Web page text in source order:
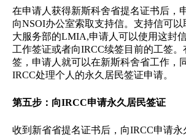
在申请人获得新斯科舍省提名证书后，
向NSOI办公室索取支持信。支持信可以
大服务部的LMIA,申请人可以使用这封
工作签证或者向IRCC续签目前的工签。
签，申请人就可以在新斯科舍省工作，
IRCC处理个人的永久居民签证申请。
第五步：向IRCC申请永久居民签证
收到新省省提名证书后，向IRCC申请永